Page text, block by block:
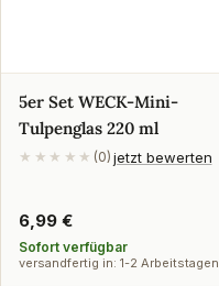
5er Set WECK-Mini-
Tulpenglas 220 ml
★★★★★ (0) jetzt bewerten
Regulärer
Preis
6,99 €
Sofort verfügbar
versandfertig in: 1-2 Arbeitstagen